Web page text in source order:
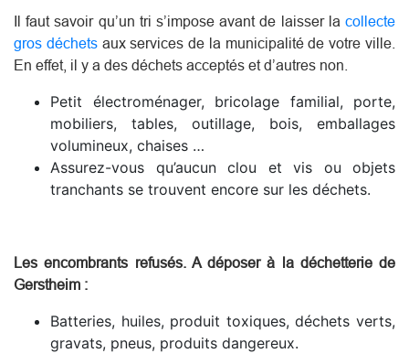
Il faut savoir qu’un tri s’impose avant de laisser la collecte
gros déchetsaux services de la municipalité de votre ville.
En effet, il y a des déchets acceptés et d’autres non.
Petit électroménager, bricolage familial, porte,
mobiliers, tables, outillage, bois, emballages
volumineux, chaises …
Assurez-vous qu’aucun clou et vis ou objets
tranchants se trouvent encore sur les déchets.
Les encombrants refusés. A déposer à la déchetterie de
Gerstheim :
Batteries, huiles, produit toxiques, déchets verts,
gravats, pneus, produits dangereux.